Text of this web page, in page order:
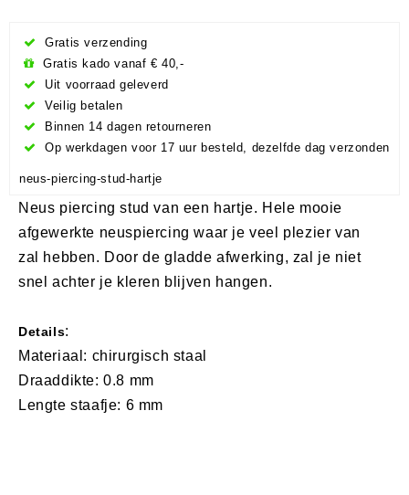
Gratis verzending
Gratis kado vanaf € 40,-
Uit voorraad geleverd
Veilig betalen
Binnen 14 dagen retourneren
Op werkdagen voor 17 uur besteld, dezelfde dag verzonden
neus-piercing-stud-hartje
Neus piercing stud van een hartje. Hele mooie
afgewerkte neuspiercing waar je veel plezier van
zal hebben. Door de gladde afwerking, zal je niet
snel achter je kleren blijven hangen.
Details:
Materiaal: chirurgisch staal
Draaddikte: 0.8 mm
Lengte staafje: 6 mm